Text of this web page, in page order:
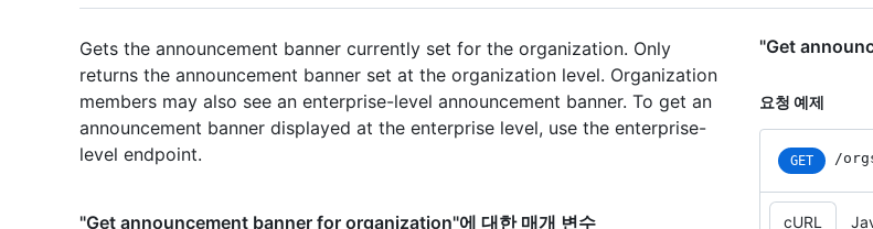
Gets the announcement banner currently set for the organization. Only
returns the announcement banner set at the organization level. Organization
members may also see an enterprise-level announcement banner. To get an
announcement banner displayed at the enterprise level, use the enterprise-
level endpoint.
"Get announcement banner for organization"에 대한 매개 변수
"Get
요청 예제
GET /
cURL